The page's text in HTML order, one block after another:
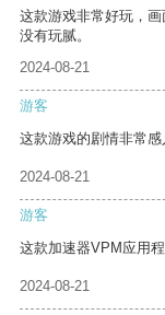
这款游戏非常好玩，
没有玩腻。
2024-08-21
游客
这款游戏的剧情非常感
2024-08-21
游客
这款加速器VPM应用
2024-08-21